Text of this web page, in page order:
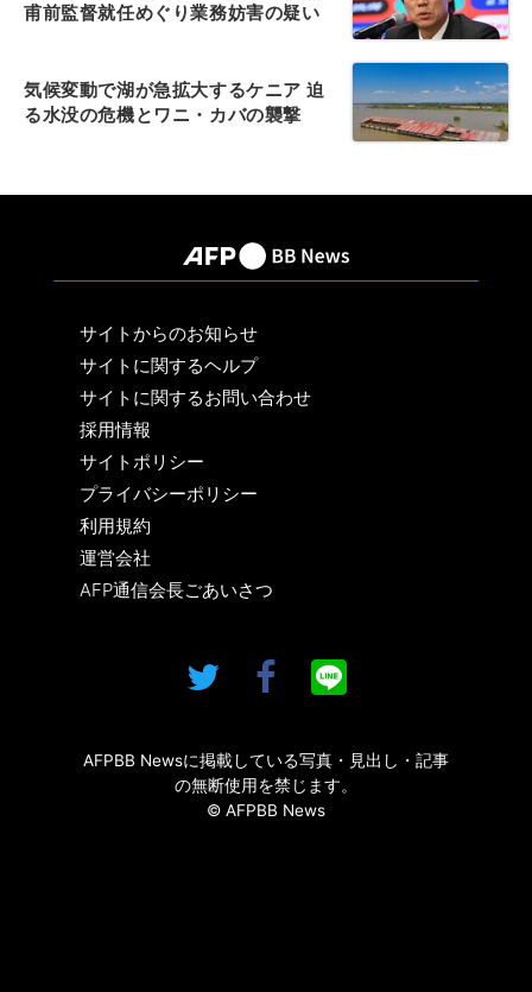
甫前監督就任めぐり業務妨害の疑い
気候変動で湖が急拡大するケニア 迫
る水没の危機とワニ・カバの襲撃
サイトからのお知らせ
サイトに関するヘルプ
サイトに関するお問い合わせ
採用情報
サイトポリシー
プライバシーポリシー
利用規約
運営会社
AFP通信会長ごあいさつ
AFPBB Newsに掲載している写真・見出し・記事
の無断使用を禁じます。
© AFPBB News